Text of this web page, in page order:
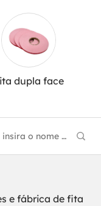
dupla face
e fábrica de fita